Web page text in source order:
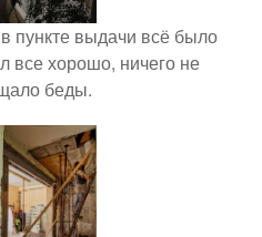
пункте выдачи всё было
все хорошо, ничего не
беды.